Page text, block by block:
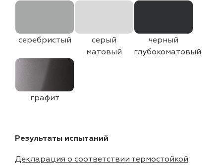
серебристый
серый
матовый
черный
глубокоматовый
графит
Результаты испытаний
Декларация о соответствии термостойкой